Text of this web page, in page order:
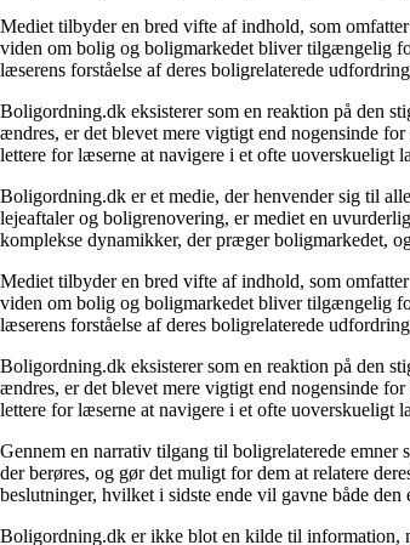
Mediet tilbyder en bred vifte af indhold, som
viden om bolig og boligmarkedet bliver tilgængelig
læserens forståelse af deres boligrelaterede
Boligordning.dk eksisterer som en reaktion på den
ændres, er det blevet mere vigtigt end nogensinde
lettere for læserne at navigere i et ofte uoverskueligt
Boligordning.dk er et medie, der henvender sig til
lejeaftaler og boligrenovering, er mediet en
komplekse dynamikker, der præger boligmarkedet,
Mediet tilbyder en bred vifte af indhold, som
viden om bolig og boligmarkedet bliver tilgængelig
læserens forståelse af deres boligrelaterede
Boligordning.dk eksisterer som en reaktion på den
ændres, er det blevet mere vigtigt end nogensinde
lettere for læserne at navigere i et ofte uoverskueligt
Gennem en narrativ tilgang til boligrelaterede emner
der berøres, og gør det muligt for dem at relatere
beslutninger, hvilket i sidste ende vil gavne både den
Boligordning.dk er ikke blot en kilde til information,